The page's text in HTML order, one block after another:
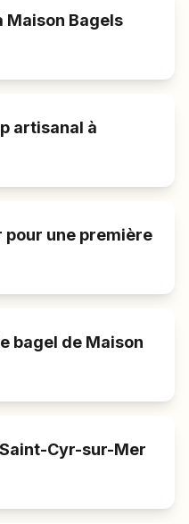
Maison Bagels
artisanal à
pour une première
bagel de Maison
Cyr-sur-Mer